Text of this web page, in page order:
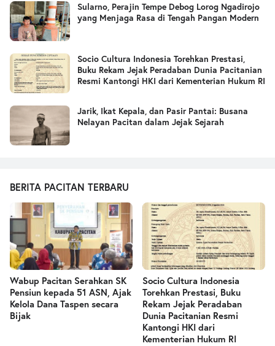
Sularno, Perajin Tempe Debog Lorog Ngadirojo
yang Menjaga Rasa di Tengah Pangan Modern
Socio Cultura Indonesia Torehkan Prestasi,
Buku Rekam Jejak Peradaban Dunia Pacitanian
Resmi Kantongi HKI dari Kementerian Hukum RI
Jarik, Ikat Kepala, dan Pasir Pantai: Busana
Nelayan Pacitan dalam Jejak Sejarah
BERITA PACITAN TERBARU
Wabup Pacitan Serahkan SK
Pensiun kepada 51 ASN, Ajak
Kelola Dana Taspen secara
Bijak
Socio Cultura Indonesia
Torehkan Prestasi, Buku
Rekam Jejak Peradaban
Dunia Pacitanian Resmi
Kantongi HKI dari
Kementerian Hukum RI